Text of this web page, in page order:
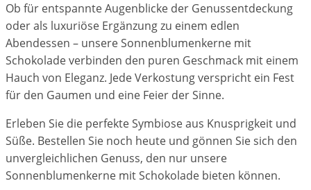
Ob für entspannte Augenblicke der Genussentdeckung
oder als luxuriöse Ergänzung zu einem edlen
Abendessen – unsere Sonnenblumenkerne mit
Schokolade verbinden den puren Geschmack mit einem
Hauch von Eleganz. Jede Verkostung verspricht ein Fest
für den Gaumen und eine Feier der Sinne.
Erleben Sie die perfekte Symbiose aus Knusprigkeit und
Süße. Bestellen Sie noch heute und gönnen Sie sich den
unvergleichlichen Genuss, den nur unsere
Sonnenblumenkerne mit Schokolade bieten können.